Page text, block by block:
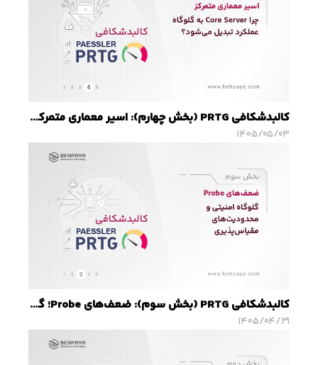
کالبدشکافی PRTG (بخش چهارم): اسیر معماری متمرکز؛ چرا Core Server به گلوگاه عملکرد تبدیل می‌شود؟
۱۴۰۵/۰۵/۰۳
کالبدشکافی PRTG (بخش سوم): ضعف‌های Probe؛ گلوگاه امنیتی و محدودیت‌های مقیاس‌پذیری
۱۴۰۵/۰۴/۳۱